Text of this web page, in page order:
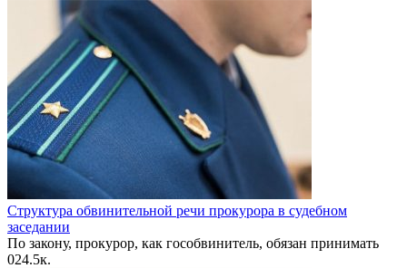
Структура обвинительной речи прокурора в судебном
заседании
По закону, прокурор, как гособвинитель, обязан принимать
024.5к.